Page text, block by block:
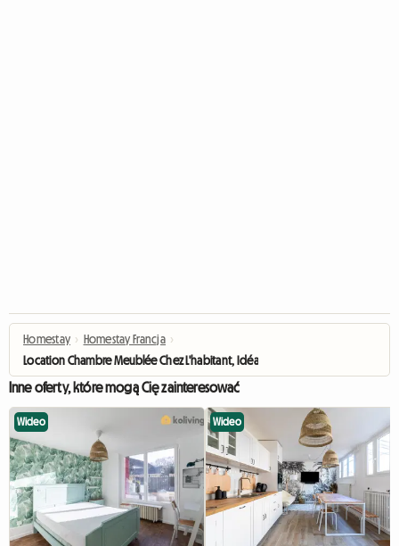
Homestay › Homestay Francja ›
Location Chambre Meublée Chez L'habitant, Idéale Pour étudia
Inne oferty, które mogą Cię zainteresować
Wideo Wideo